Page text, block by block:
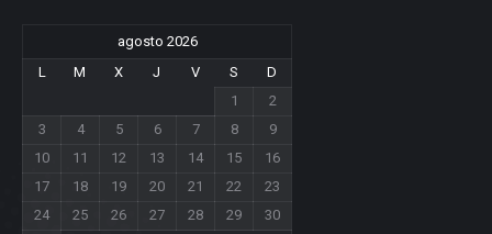
agosto 2026
L
M X J V S
D
1
2
3
4 5 6 7 8
9
10
11 12 13 14 15
16
17
18 19 20 21 22
23
24
25 26 27 28 29
30